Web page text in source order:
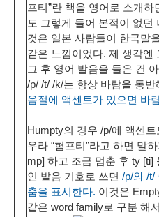
프티”란 책을 영어로 소개
도 그렇게 들어 본적이 없
것은 일본 사람들이 한국말
같은 느낌이었다. 제 생각엔
그 후 영어 발음을 들은 건
/p/ /t/ /k/는 항상 바람을 동
음절에 액센트가 있으면 바
Humpty의 경우 /p/에 액센
우라 “험프티”라고 하면 말
mp] 하고 조금 멈춘 후 ty [ti]
인 발음 기호로 쓰면 /p/와 /t/
춤을 표시한다. 이것은
같은 word family로 구분 해